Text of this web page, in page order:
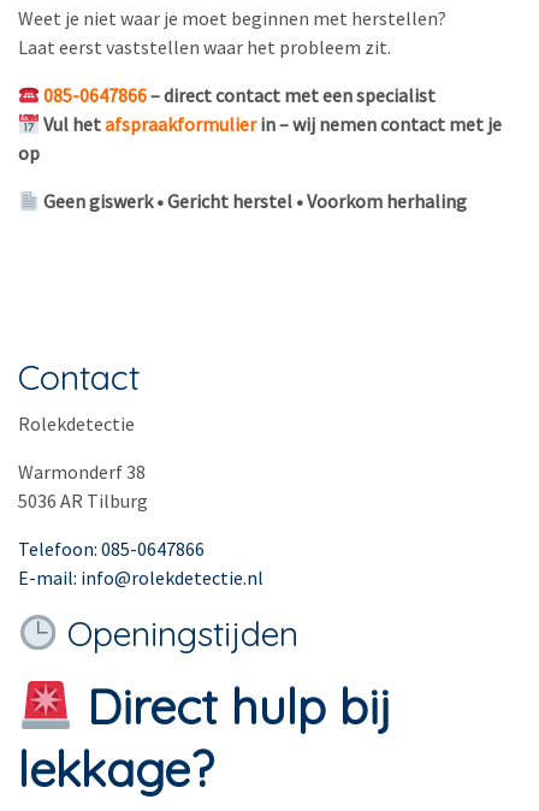
Weet je niet waar je moet beginnen met herstellen?
Laat eerst vaststellen waar het probleem zit.
085-0647866– direct contact met een specialist
Vul hetafspraakformulierin – wij nemen contact met je
op
Geen giswerk • Gericht herstel • Voorkom herhaling
Contact
Rolekdetectie
Warmonderf 38
5036 AR Tilburg
Telefoon: 085-0647866
E-mail: info@rolekdetectie.nl
Openingstijden
Direct hulp bij
lekkage?